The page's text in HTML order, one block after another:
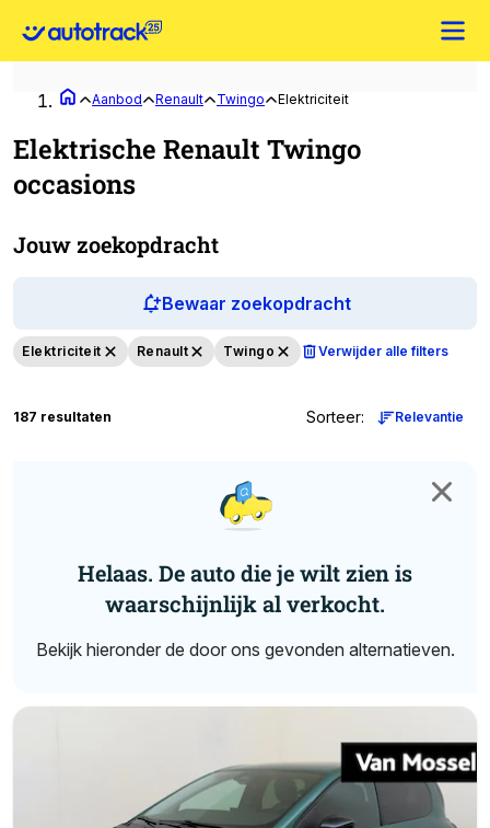
Aanbod Renault Twingo Elektriciteit
Elektrische Renault Twingo
occasions
Jouw zoekopdracht
Bewaar zoekopdracht
Elektriciteit Renault Twingo Verwijder alle filters
187 resultaten Sorteer: Relevantie
Helaas. De auto die je wilt zien is
waarschijnlijk al verkocht.
Bekijk hieronder de door ons gevonden alternatieven.